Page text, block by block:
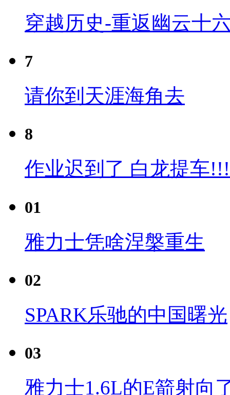
穿越历史-重返幽云十
7
请你到天涯海角去
8
作业迟到了 白龙提车
01
雅力士凭啥涅槃重生
02
SPARK乐驰的中国曙光
03
雅力士1.6L的E箭射向